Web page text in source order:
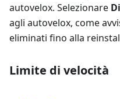
autovelox. Selezionare
agli autovelox, come
eliminati fino alla
Limite di velocità